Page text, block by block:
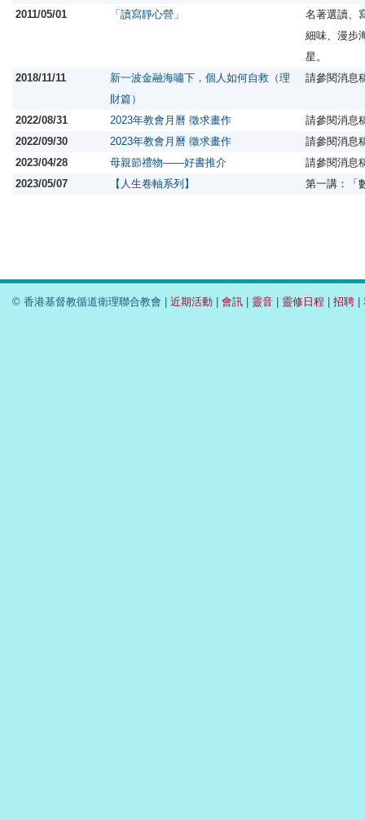
2011/05/01 「讀寫靜心營」
名著選讀、
細味、漫步
星。
2018/11/11
新一波金融海嘯下，個人如何自救（理
財篇）
請參閱消息
2022/08/31 2023年教會月曆 徵求畫作
請參閱消息
2022/09/30
2023年教會月曆 徵求畫作
請參閱消息
2023/04/28
母親節禮物——好書推介
請參閱消息
2023/05/07
【人生卷軸系列】 第一講：「
© 香港基督教循道衛理聯合教會 | 近期活動 | 會訊 | 靈音 | 靈修日程 | 招聘 |